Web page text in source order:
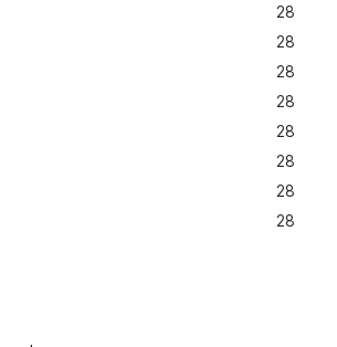
28
28
28
28
28
28
28
28